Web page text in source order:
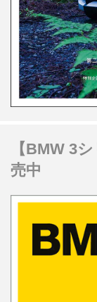
【BMW 3
売中